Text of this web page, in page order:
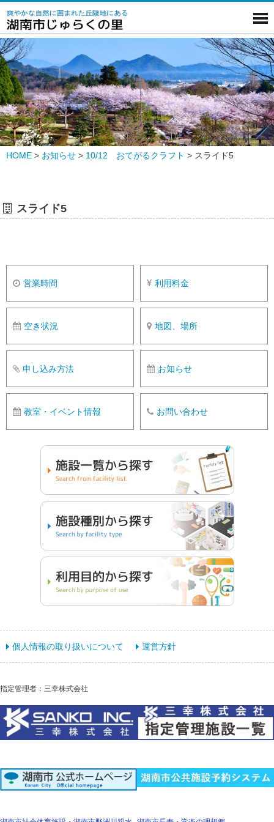
HOME > お知らせ > 10/12 おてがるクラフト > スライド5
スライド5
営業時間 利用料金
空き状況 地図、場所
申し込み方法 お知らせ
教室・イベント情報 お問い合わせ
個人情報の取り扱いについて 運営方針
指定管理者：三幸株式会社